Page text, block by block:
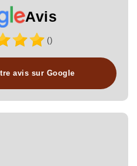
Avis
()
avis sur Google